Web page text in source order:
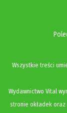
Wszystkie treści
Wydawnictwo Vital
stronie okładek